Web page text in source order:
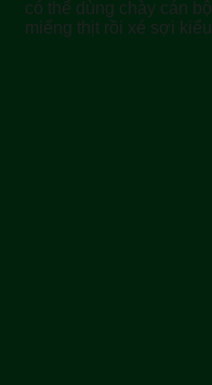
có thể dùng chày cán
miếng thịt rồi xé sợi